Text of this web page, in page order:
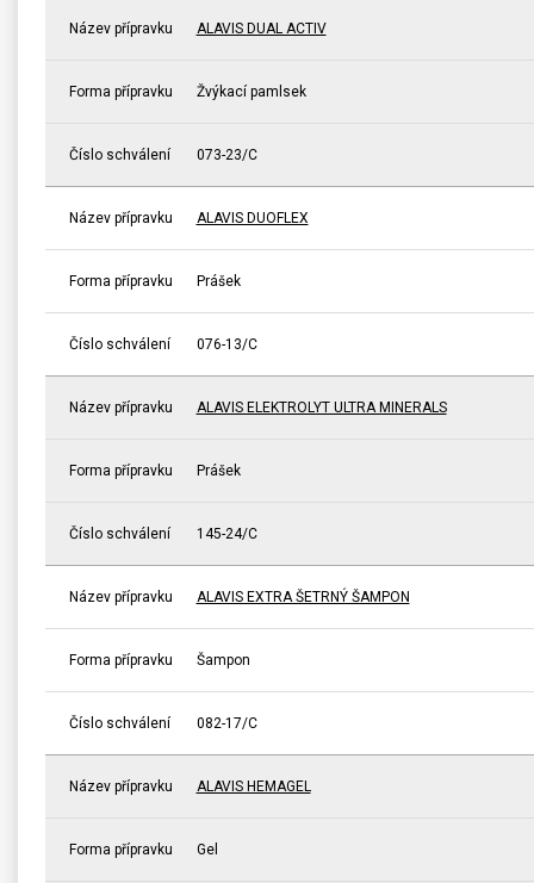
Název přípravku ALAVIS DUAL ACTIV
Forma přípravku Žvýkací pamlsek
Číslo schválení 073-23/C
Název přípravku ALAVIS DUOFLEX
Forma přípravku Prášek
Číslo schválení 076-13/C
Název přípravku ALAVIS ELEKTROLYT ULTRA MINERALS
Forma přípravku Prášek
Číslo schválení 145-24/C
Název přípravku ALAVIS EXTRA ŠETRNÝ ŠAMPON
Forma přípravku Šampon
Číslo schválení 082-17/C
Název přípravku ALAVIS HEMAGEL
Forma přípravku Gel